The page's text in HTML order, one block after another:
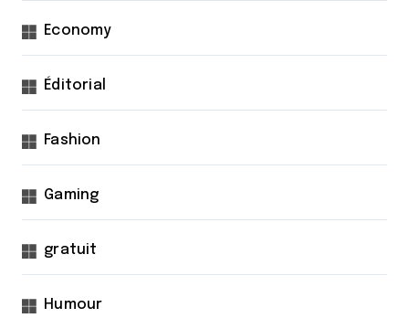
Economy
Éditorial
Fashion
Gaming
gratuit
Humour